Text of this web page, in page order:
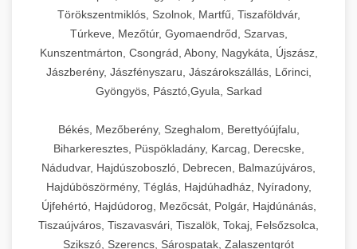
Törökszentmiklós, Szolnok, Martfű, Tiszaföldvár,
Túrkeve, Mezőtúr, Gyomaendrőd, Szarvas,
Kunszentmárton, Csongrád, Abony, Nagykáta, Újszász,
Jászberény, Jászfényszaru, Jászárokszállás, Lőrinci,
Gyöngyös, Pásztó,Gyula, Sarkad
Békés, Mezőberény, Szeghalom, Berettyóújfalu,
Biharkeresztes, Püspökladány, Karcag, Derecske,
Nádudvar, Hajdúszoboszló, Debrecen, Balmazújváros,
Hajdúböszörmény, Téglás, Hajdúhadház, Nyíradony,
Újfehértó, Hajdúdorog, Mezőcsát, Polgár, Hajdúnánás,
Tiszaújváros, Tiszavasvári, Tiszalök, Tokaj, Felsőzsolca,
Szikszó, Szerencs, Sárospatak, Zalaszentgrót